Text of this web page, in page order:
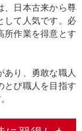
、日本古来から尊
して人気です。必
所作業を得意とす
あり、勇敢な職人
とび職人を目指す